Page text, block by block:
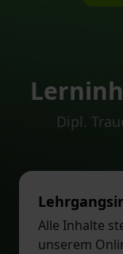
Dipl.
Alle Inhalte
unserem